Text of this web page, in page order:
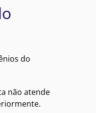
do
não atende